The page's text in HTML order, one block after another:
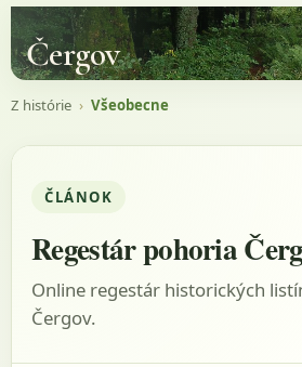
Čergov
Z histórie › Všeobecne
ČLÁNOK
Regestár pohoria
Online regestár historických
Čergov.